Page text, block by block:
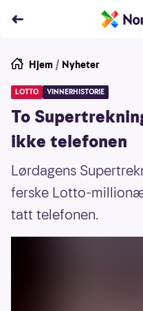
Hjem / Nyheter
LOTTO VINNERHISTORIE
To
ikke telefonen
Lørdagens
ferske Lotto-
tatt telefonen.